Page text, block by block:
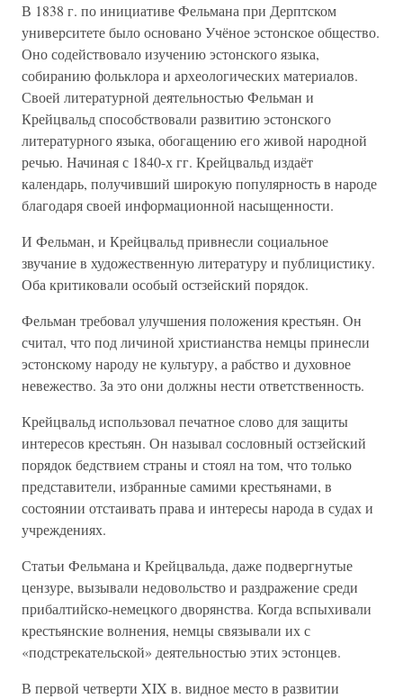
В 1838 г. по инициативе Фельмана при Дерптском
университете было основано Учёное эстонское общество.
Оно содействовало изучению эстонского языка,
собиранию фольклора и археологических материалов.
Своей литературной деятельностью Фельман и
Крейцвальд способствовали развитию эстонского
литературного языка, обогащению его живой народной
речью. Начиная с 1840-х гг. Крейцвальд издаёт
календарь, получивший широкую популярность в народе
благодаря своей информационной насыщенности.
И Фельман, и Крейцвальд привнесли социальное
звучание в художественную литературу и публицистику.
Оба критиковали особый остзейский порядок.
Фельман требовал улучшения положения крестьян. Он
считал, что под личиной христианства немцы принесли
эстонскому народу не культуру, а рабство и духовное
невежество. За это они должны нести ответственность.
Крейцвальд использовал печатное слово для защиты
интересов крестьян. Он называл сословный остзейский
порядок бедствием страны и стоял на том, что только
представители, избранные самими крестьянами, в
состоянии отстаивать права и интересы народа в судах и
учреждениях.
Статьи Фельмана и Крейцвальда, даже подвергнутые
цензуре, вызывали недовольство и раздражение среди
прибалтийско-немецкого дворянства. Когда вспыхивали
крестьянские волнения, немцы связывали их с
«подстрекательской» деятельностью этих эстонцев.
В первой четверти XIX в. видное место в развитии